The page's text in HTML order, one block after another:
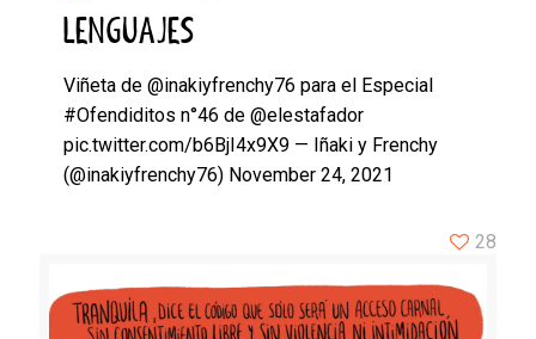
LENGUAJES
Viñeta de @inakiyfrenchy76 para el Especial
#Ofendiditos n°46 de @elestafador
pic.twitter.com/b6BjI4x9X9 — Iñaki y Frenchy
(@inakiyfrenchy76) November 24, 2021
28